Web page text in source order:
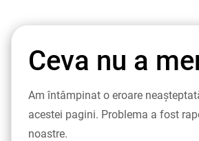
Ceva nu a
Am întâmpinat o eroare
acestei pagini. Problema a fost
noastre.